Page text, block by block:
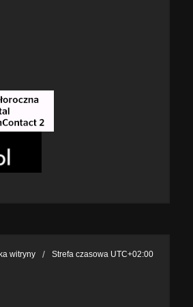
witryny Strefa czasowa UTC+02:00